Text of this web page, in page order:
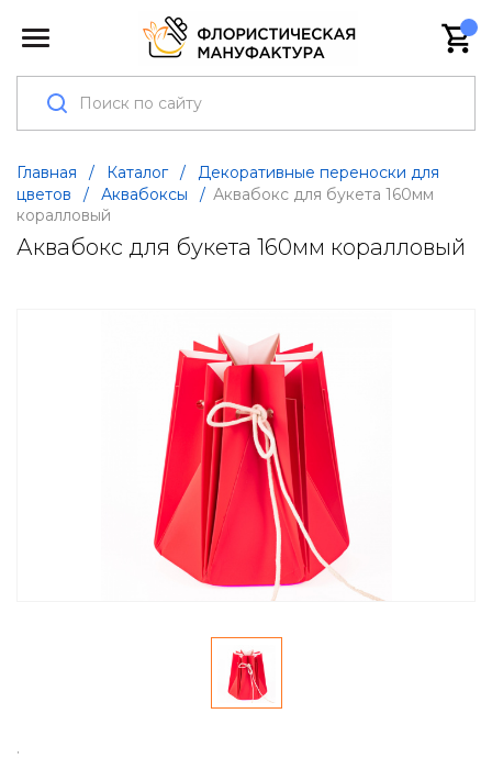
Главная / Каталог /
Декоративные переноски для
цветов
/ Аквабоксы / Аквабокс для букета 160мм
коралловый
Аквабокс для букета 160мм коралловый